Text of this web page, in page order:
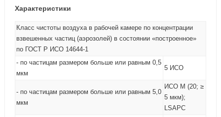
Характеристики
Класс чистоты воздуха в рабочей камере по концентрации
взвешенных частиц (аэрозолей) в состоянии «построенное»
по ГОСТ Р ИСО 14644-1
- по частицам размером больше или равным 0,5
мкм
5 ИСО
- по частицам размером больше или равным 5,0
мкм
ИСО М (20; ≥
5 мкм);
LSAPC